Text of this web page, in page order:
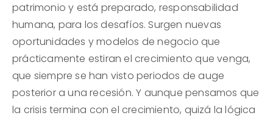
patrimonio y está preparado, responsabilidad
humana, para los desafíos. Surgen nuevas
oportunidades y modelos de negocio que
prácticamente estiran el crecimiento que venga,
que siempre se han visto periodos de auge
posterior a una recesión. Y aunque pensamos que
la crisis termina con el crecimiento, quizá la lógica